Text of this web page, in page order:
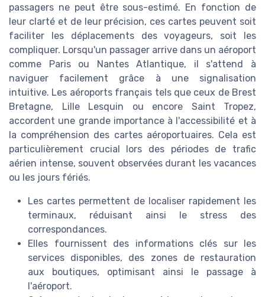
passagers ne peut être sous-estimé. En fonction de
leur clarté et de leur précision, ces cartes peuvent soit
faciliter les déplacements des voyageurs, soit les
compliquer. Lorsqu'un passager arrive dans un aéroport
comme Paris ou Nantes Atlantique, il s'attend à
naviguer facilement grâce à une signalisation
intuitive. Les aéroports français tels que ceux de Brest
Bretagne, Lille Lesquin ou encore Saint Tropez,
accordent une grande importance à l'accessibilité et à
la compréhension des cartes aéroportuaires. Cela est
particulièrement crucial lors des périodes de trafic
aérien intense, souvent observées durant les vacances
ou les jours fériés.
Les cartes permettent de localiser rapidement les
terminaux, réduisant ainsi le stress des
correspondances.
Elles fournissent des informations clés sur les
services disponibles, des zones de restauration
aux boutiques, optimisant ainsi le passage à
l'aéroport.